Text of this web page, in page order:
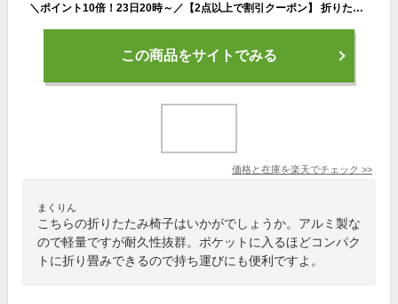
＼ポイント10倍！23日20時～／【2点以上で割引クーポン】 折りたたみ椅子 軽量 アウトドア コンパクト 持ち運び アウトドアチェア 折りたたみ椅子軽量コンパクト 折り畳み椅子 簡易椅子 折りたたみチェア 携帯椅子 キャンプ 軽い ポータブルチェア アルミ 運動会 ゴルフ観戦
この商品をサイトでみる
価格と在庫を楽天でチェック >>
まくりん
こちらの折りたたみ椅子はいかがでしょうか。アルミ製な
ので軽量ですが耐久性抜群。ポケットに入るほどコンパク
トに折り畳みできるので持ち運びにも便利ですよ。